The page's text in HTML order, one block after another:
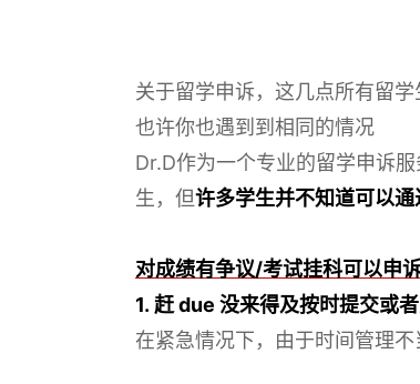
关于留学申诉，这几点所有留
也许你也遇到到相同的情况
Dr.D作为一个专业的留学申诉
生，但许多学生并不知道可以
对成绩有争议/考试挂科可以申诉
1. 赶 due 没来得及按时提交或者
在紧急情况下，由于时间管理